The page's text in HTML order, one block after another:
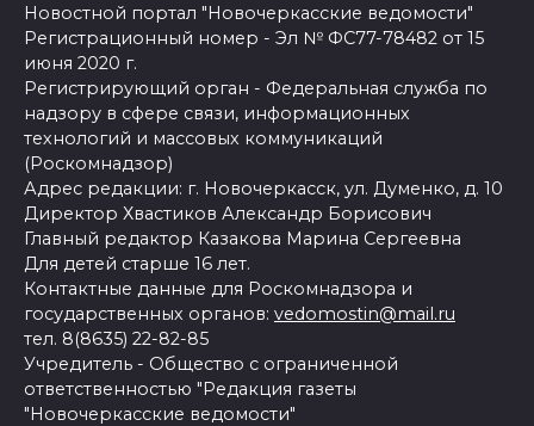
Новостной портал "Новочеркасские ведомости"
Регистрационный номер - Эл № ФС77-78482 от 15
июня 2020 г.
Регистрирующий орган - Федеральная служба по
надзору в сфере связи, информационных
технологий и массовых коммуникаций
(Роскомнадзор)
Адрес редакции: г. Новочеркасск, ул. Думенко, д. 10
Директор Хвастиков Александр Борисович
Главный редактор Казакова Марина Сергеевна
Для детей старше 16 лет.
Контактные данные для Роскомнадзора и
государственных органов: vedomostin@mail.ru
тел. 8(8635) 22-82-85
Учредитель - Общество с ограниченной
ответственностью "Редакция газеты
"Новочеркасские ведомости"